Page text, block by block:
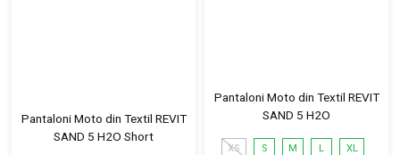
Pantaloni Moto din Textil REVIT
SAND 5 H2O Short
Pantaloni Moto din Textil REVIT
SAND 5 H2O
XS S M L XL